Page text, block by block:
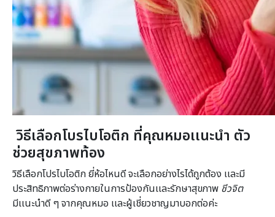
วิธีเลือกโบรไบโอติก ที่คุณหมอเเนะนำ ตัว
ช่วยสุขภาพท้อง
วิธีเลือกโปรไบโอติก ยี่ห้อไหนดี จะเลือกอย่างไรได้ถูกต้อง เเละมี
ประสิทธิภาพต่อร่างกายในการป้องกันเเละรักษาสุขภาพ ชีวจิต
มีเเนะนำดี ๆ จากคุณหมอ เเละผู้เชี่ยวชาญมาบอกต่อค่ะ